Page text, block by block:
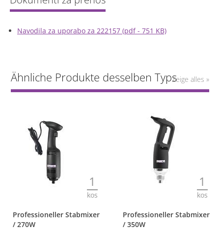
Navodila za uporabo za 222157 (pdf - 751 KB)
Ähnliche Produkte desselben TypsZeige alles »
1
kos
Professioneller Stabmixer
/ 270W
1
kos
Professioneller Stabmixer
/ 350W